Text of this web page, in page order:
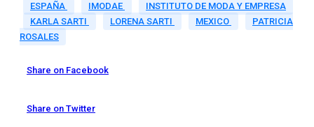
ESPAÑA
IMODAE
INSTITUTO DE MODA Y EMPRESA
KARLA SARTI
LORENA SARTI MEXICO
PATRICIA
ROSALES
Share on Facebook
Share on Twitter